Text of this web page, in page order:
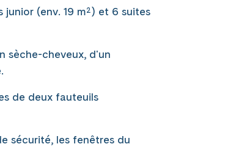
(env. 19 m²) et 6 suites
sèche-cheveux, d'un
de deux fauteuils
sécurité, les fenêtres du